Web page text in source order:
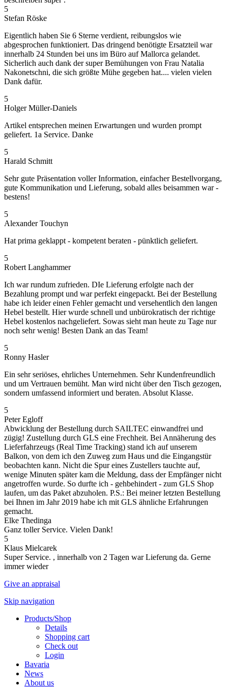
5
Stefan Röske
Eigentlich haben Sie 6 Sterne verdient, reibungslos wie
abgesprochen funktioniert. Das dringend benötigte Ersatzteil war
innerhalb 24 Stunden bei uns im Büro auf Mallorca gelandet.
Sicherlich auch dank der super Bemühungen von Frau Natalia
Nakonetschni, die sich größte Mühe gegeben hat.... vielen vielen
Dank dafür.
5
Holger Müller-Daniels
Artikel entsprechen meinen Erwartungen und wurden prompt
geliefert. 1a Service. Danke
5
Harald Schmitt
Sehr gute Präsentation voller Information, einfacher Bestellvorgang,
gute Kommunikation und Lieferung, sobald alles beisammen war -
bestens!
5
Alexander Touchyn
Hat prima geklappt - kompetent beraten - pünktlich geliefert.
5
Robert Langhammer
Ich war rundum zufrieden. DIe Lieferung erfolgte nach der
Bezahlung prompt und war perfekt eingepackt. Bei der Bestellung
habe ich leider einen Fehler gemacht und versehentlich den langen
Hebel bestellt. Hier wurde schnell und unbürokratisch der richtige
Hebel kostenlos nachgeliefert. Sowas sieht man heute zu Tage nur
noch sehr wenig! Besten Dank an das Team!
5
Ronny Hasler
Ein sehr seriöses, ehrliches Unternehmen. Sehr Kundenfreundlich
und um Vertrauen bemüht. Man wird nicht über den Tisch gezogen,
sondern umfassend informiert und beraten. Absolut Klasse.
5
Peter Egloff
Abwicklung der Bestellung durch SAILTEC einwandfrei und
zügig! Zustellung durch GLS eine Frechheit. Bei Annäherung des
Lieferfahrzeugs (Real Time Tracking) stand ich auf unserem
Balkon, von dem ich den Zuweg zum Haus und die Eingangstür
beobachten kann. Nicht die Spur eines Zustellers tauchte auf,
wenige Minuten später kam die Meldung, dass der Empfänger nicht
angetroffen wurde. So durfte ich - gehbehindert - zum GLS Shop
laufen, um das Paket abzuholen. P.S.: Bei meiner letzten Bestellung
bei Ihnen im Jahr 2019 habe ich mit GLS ähnliche Erfahrungen
gemacht.
Elke Thedinga
Ganz toller Service. Vielen Dank!
5
Klaus Mielcarek
Super Service. , innerhalb von 2 Tagen war Lieferung da. Gerne
immer wieder
Give an appraisal
Skip navigation
Products/Shop
Details
Shopping cart
Check out
Login
Bavaria
News
About us